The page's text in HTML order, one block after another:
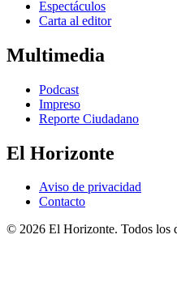
Espectáculos
Carta al editor
Multimedia
Podcast
Impreso
Reporte Ciudadano
El Horizonte
Aviso de privacidad
Contacto
© 2026 El Horizonte. Todos los